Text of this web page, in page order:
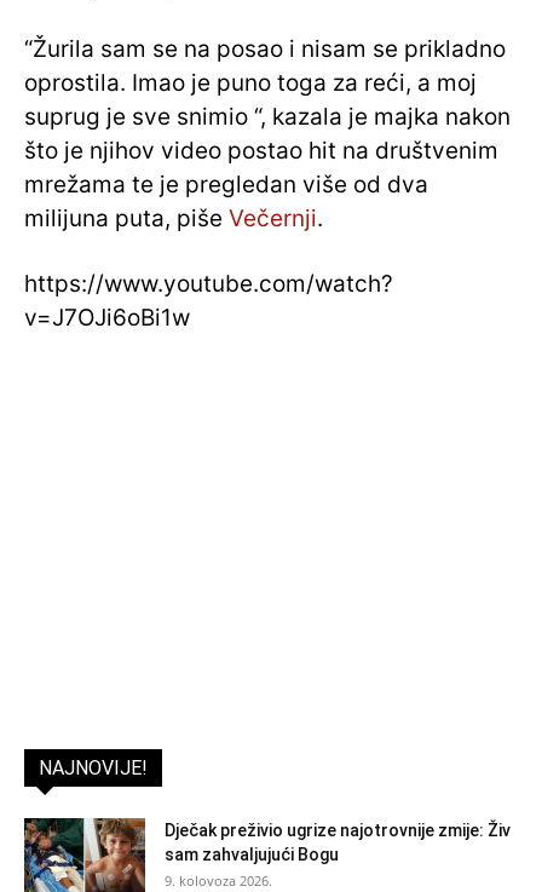
“Žurila sam se na posao i nisam se prikladno
oprostila. Imao je puno toga za reći, a moj
suprug je sve snimio “, kazala je majka nakon
što je njihov video postao hit na društvenim
mrežama te je pregledan više od dva
milijuna puta, piše Večernji.
https://www.youtube.com/watch?
v=J7OJi6oBi1w
NAJNOVIJE!
Dječak preživio ugrize najotrovnije zmije: Živ
sam zahvaljujući Bogu
9. kolovoza 2026.